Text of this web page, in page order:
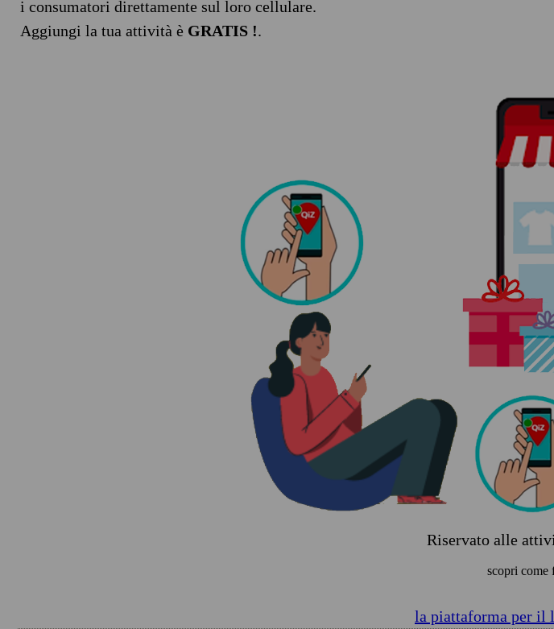
i consumatori direttamente sul loro cellulare.
Aggiungi la tua attività è GRATIS !.
Riservato alle
scopri come
la piattaforma per il